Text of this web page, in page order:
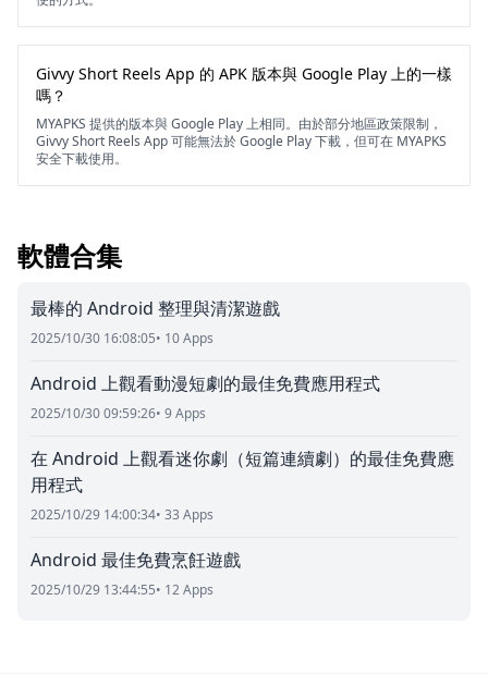
Givvy Short Reels App 的 APK 版本與 Google Play 上的一樣
嗎？
MYAPKS 提供的版本與 Google Play 上相同。由於部分地區政策限制，
Givvy Short Reels App 可能無法於 Google Play 下載，但可在 MYAPKS
安全下載使用。
軟體合集
最棒的 Android 整理與清潔遊戲
2025/10/30 16:08:05• 10 Apps
Android 上觀看動漫短劇的最佳免費應用程式
2025/10/30 09:59:26• 9 Apps
在 Android 上觀看迷你劇（短篇連續劇）的最佳免費應
用程式
2025/10/29 14:00:34• 33 Apps
Android 最佳免費烹飪遊戲
2025/10/29 13:44:55• 12 Apps